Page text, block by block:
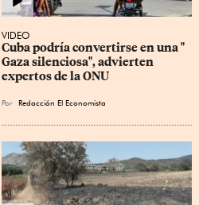
VIDEO
Cuba podría convertirse en una "
Gaza silenciosa", advierten
expertos de la ONU
Por Redacción El Economista